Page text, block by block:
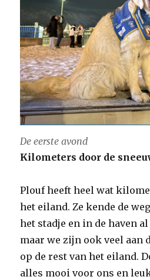
De eerste avond
Kilometers door de
Plouf heeft heel wat
het eiland. Ze kende de
het stadje en in de haven
maar we zijn ook veel aan
op de rest van het eiland.
alles mooi voor ons en